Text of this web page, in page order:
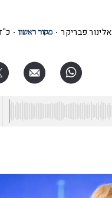
אלינור פבריקר